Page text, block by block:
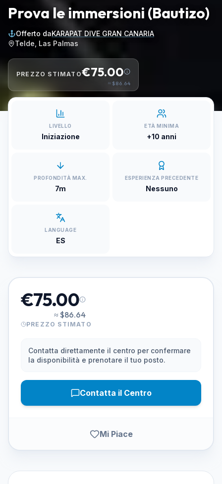
Prova le immersioni (Bautizo)
Offerto daKARAPAT DIVE GRAN CANARIA
Telde, Las Palmas
PREZZO STIMATO€75.00
≈ $86.64
LIVELLO
Iniziazione
ETÀ MINIMA
+10 anni
PROFONDITÀ MAX.
7m
ESPERIENZA PRECEDENTE
Nessuno
LANGUAGE
ES
€75.00
≈ $86.64
PREZZO STIMATO
Contatta direttamente il centro per confermare
la disponibilità e prenotare il tuo posto.
Contatta il Centro
Mi Piace